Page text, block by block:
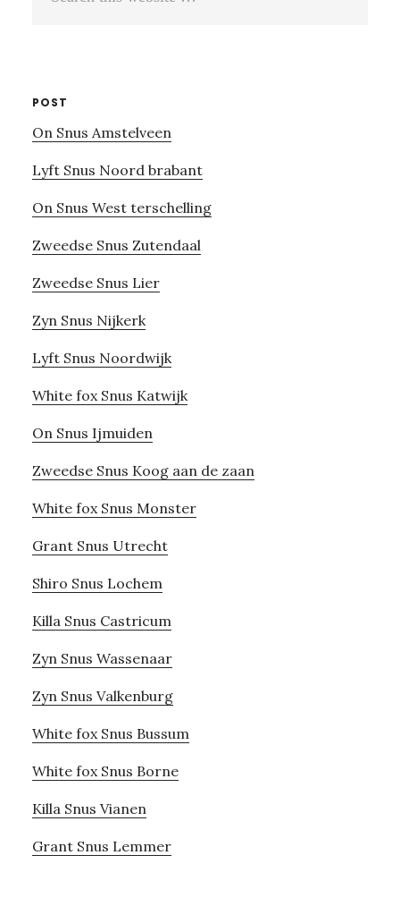
POST
On Snus Amstelveen
Lyft Snus Noord brabant
On Snus West terschelling
Zweedse Snus Zutendaal
Zweedse Snus Lier
Zyn Snus Nijkerk
Lyft Snus Noordwijk
White fox Snus Katwijk
On Snus Ijmuiden
Zweedse Snus Koog aan de zaan
White fox Snus Monster
Grant Snus Utrecht
Shiro Snus Lochem
Killa Snus Castricum
Zyn Snus Wassenaar
Zyn Snus Valkenburg
White fox Snus Bussum
White fox Snus Borne
Killa Snus Vianen
Grant Snus Lemmer